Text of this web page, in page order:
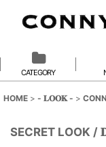
CATEGORY
HOME > - 𝐋𝐎𝐎𝐊 - >
SECRET LOOK /